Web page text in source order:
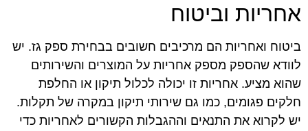
אחריות וביטוח
ביטוח ואחריות הם מרכיבים חשובים בבחירת ספק גז. יש
לוודא שהספק מספק אחריות על המוצרים והשירותים
שהוא מציע. אחריות זו יכולה לכלול תיקון או החלפת
חלקים פגומים, כמו גם שירותי תיקון במקרה של תקלות.
יש לקרוא את התנאים וההגבלות הקשורים לאחריות כדי